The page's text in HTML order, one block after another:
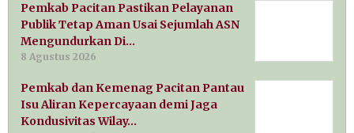
Pemkab Pacitan Pastikan Pelayanan
Publik Tetap Aman Usai Sejumlah ASN
Mengundurkan Di…
8 Agustus 2026
Pemkab dan Kemenag Pacitan Pantau
Isu Aliran Kepercayaan demi Jaga
Kondusivitas Wilay…